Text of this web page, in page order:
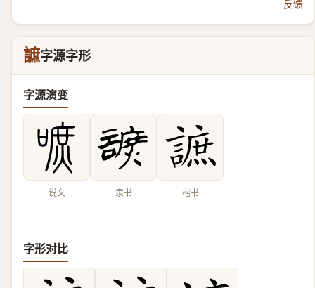
反馈
謶字源字形
字源演变
说文 隶书 楷书
字形对比